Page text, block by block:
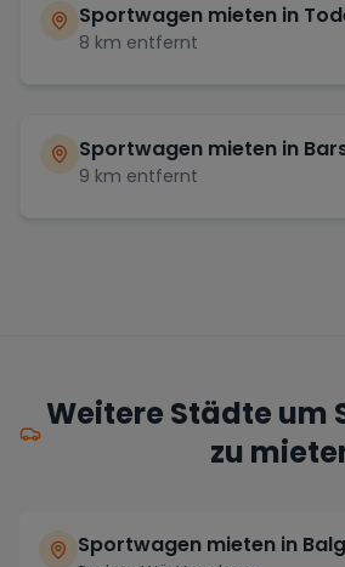
Sportwagen mieten in
8 km entfernt
Sportwagen mieten in
9 km entfernt
Weitere Städte um
zu
Sportwagen mieten in